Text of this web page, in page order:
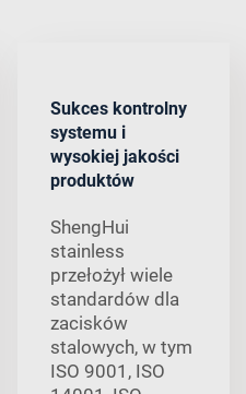
Sukces kontrolny
systemu i
wysokiej jakości
produktów
ShengHui
stainless
przełożył wiele
standardów dla
zacisków
stalowych, w tym
ISO 9001, ISO